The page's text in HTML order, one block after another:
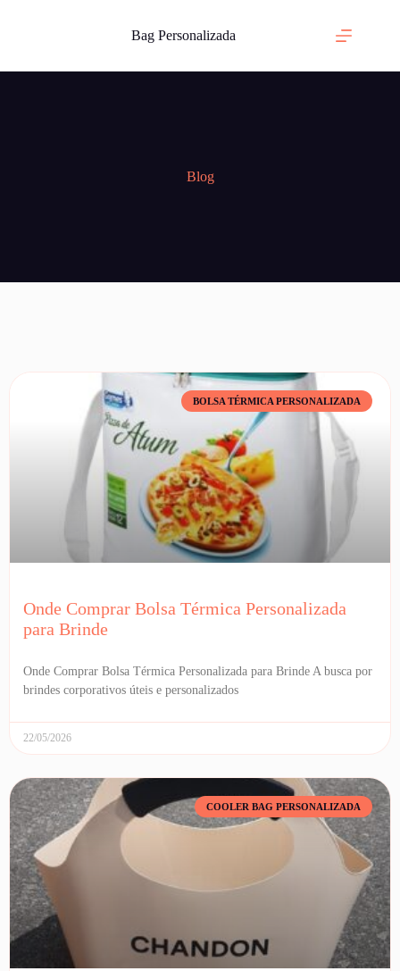
Bag Personalizada
Blog
BOLSA TÉRMICA PERSONALIZADA
Onde Comprar Bolsa Térmica Personalizada
para Brinde
Onde Comprar Bolsa Térmica Personalizada para Brinde A busca por
brindes corporativos úteis e personalizados
22/05/2026
COOLER BAG PERSONALIZADA